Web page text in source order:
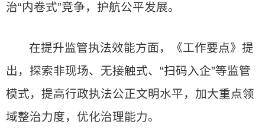
治“内卷式”竞争，护航公平发展。
在提升监管执法效能方面，《工作要点》提
出，探索非现场、无接触式、“扫码入企”等监管
模式，提高行政执法公正文明水平，加大重点领
域整治力度，优化治理能力。